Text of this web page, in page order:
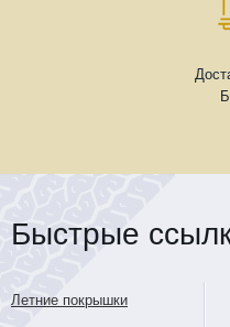
Быстрые
Летние покрышки